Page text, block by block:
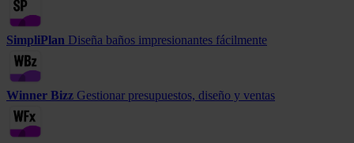
SimpliPlan Diseña baños impresionantes fácilmente
Winner Bizz Gestionar presupuestos, diseño y ventas